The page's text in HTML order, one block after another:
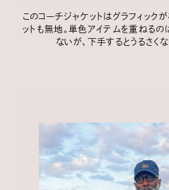
このコーチジャケットはグラフィック
ットも無地。単色アイテムを重ねる
ないが、下手するとうるさく